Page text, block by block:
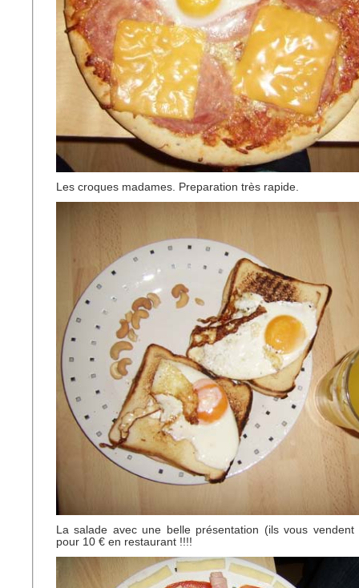
Les croques madames. Preparation très rapide.
La salade avec une belle présentation (ils vous vendent
pour 10 € en restaurant !!!!